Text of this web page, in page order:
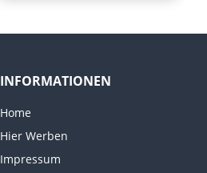
INFORMATIONEN
Home
Hier Werben
Impressum